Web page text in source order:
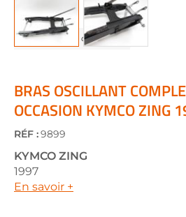
the
beginning
of
the
images
gallery
BRAS OSCILLANT
OCCASION KYMCO ZING
RÉF :9899
KYMCO ZING
1997
En savoir +